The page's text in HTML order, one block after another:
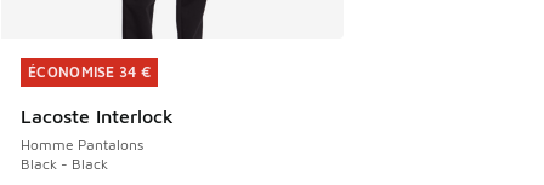
ÉCONOMISE 34 €
Lacoste Interlock
Homme Pantalons
Black - Black
ÉCONOMISE 34 €